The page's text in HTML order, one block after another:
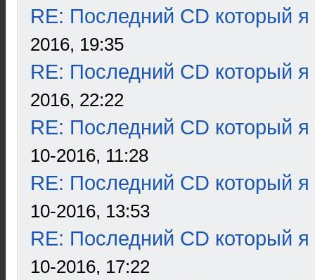
RE: Последний CD который я
2016, 19:35
RE: Последний CD который я
2016, 22:22
RE: Последний CD который я
10-2016, 11:28
RE: Последний CD который я
10-2016, 13:53
RE: Последний CD который я
10-2016, 17:22